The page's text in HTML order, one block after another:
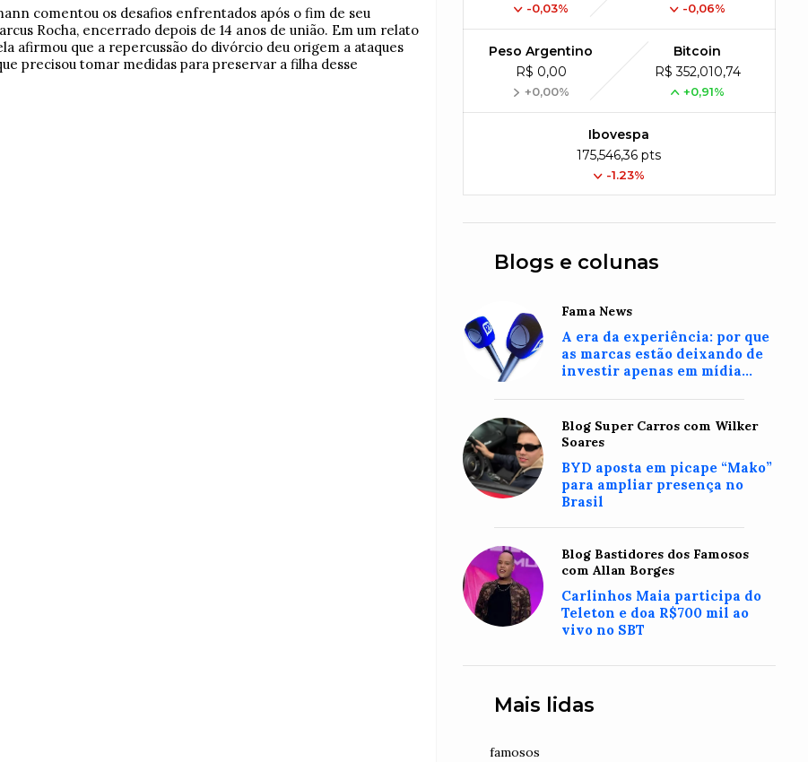
comentou os desafios enfrentados após o fim de seu
Rocha, encerrado depois de 14 anos de união. Em um relato
afirmou que a repercussão do divórcio deu origem a ataques
precisou tomar medidas para preservar a filha desse
-0,03% -0,06%
Peso Argentino
R$ 0,00
+0,00%
Bitcoin
R$ 352,010,74
+0,91%
Ibovespa
175,546,36 pts
-1.23%
Blogs e colunas
Fama News
A era da experiência: por que
as marcas estão deixando de
investir apenas em mídia
o consumidor
Blog Super Carros com Wilker
Soares
BYD aposta em picape “Mako”
para ampliar presença no
Brasil
Blog Bastidores dos Famosos
com Allan Borges
Carlinhos Maia participa do
Teleton e doa R$700 mil ao
vivo no SBT
Mais lidas
famosos